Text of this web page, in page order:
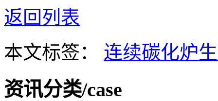
返回列表
本文标签： 连续碳化炉
资讯分类/case